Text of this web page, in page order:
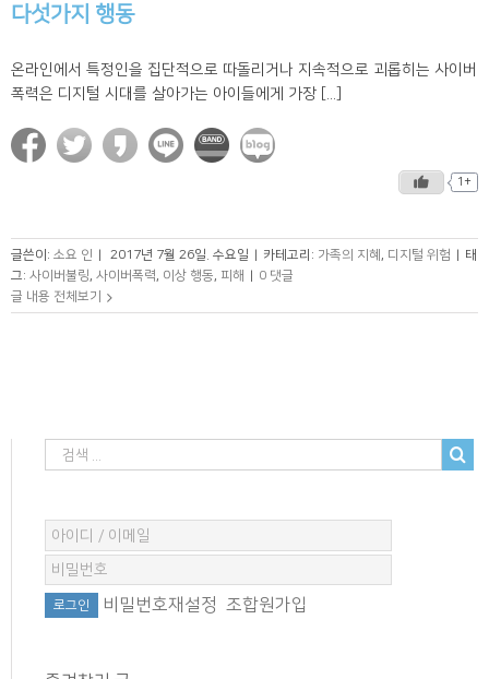
다섯가지 행동
온라인에서 특정인을 집단적으로 따돌리거나 지속적으로 괴롭히는 사이버
폭력은 디지털 시대를 살아가는 아이들에게 가장 [...]
1+
글쓴이: 소요 인 | 2017년 7월 26일. 수요일 | 카테고리: 가족의 지혜 , 디지털 위험 | 태
그: 사이버불링, 사이버폭력, 이상 행동, 피해 | 0 댓글
글 내용 전체보기
비밀번호재설정 조합원가입